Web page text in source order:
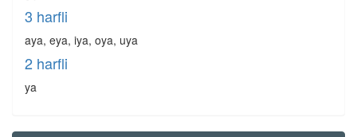
3 harfli
aya, eya, iya, oya, uya
2 harfli
ya